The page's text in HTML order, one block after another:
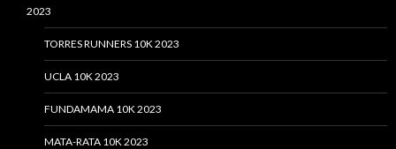
2023
TORRES RUNNERS 10K 2023
UCLA 10K 2023
FUNDAMAMA 10K 2023
MATA-RATA 10K 2023